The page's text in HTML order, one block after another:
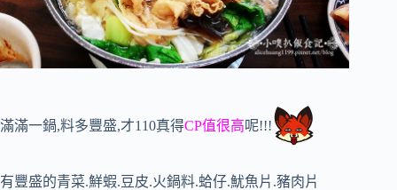
滿滿一鍋,料多豐盛,才110真得CP值很高呢!!!
有豐盛的青菜.鮮蝦.豆皮.火鍋料.蛤仔.魷魚片.豬肉片